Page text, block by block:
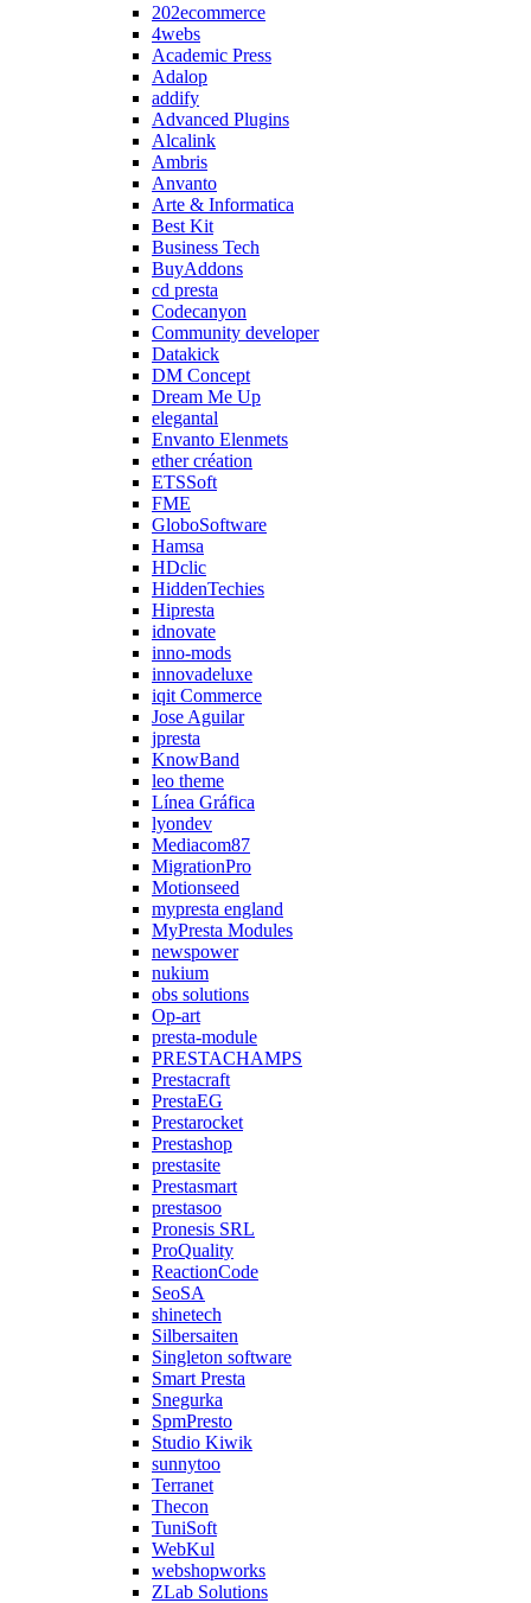
202ecommerce
4webs
Academic Press
Adalop
addify
Advanced Plugins
Alcalink
Ambris
Anvanto
Arte & Informatica
Best Kit
Business Tech
BuyAddons
cd presta
Codecanyon
Community developer
Datakick
DM Concept
Dream Me Up
elegantal
Envanto Elenmets
ether création
ETSSoft
FME
GloboSoftware
Hamsa
HDclic
HiddenTechies
Hipresta
idnovate
inno-mods
innovadeluxe
iqit Commerce
Jose Aguilar
jpresta
KnowBand
leo theme
Línea Gráfica
lyondev
Mediacom87
MigrationPro
Motionseed
mypresta england
MyPresta Modules
newspower
nukium
obs solutions
Op-art
presta-module
PRESTACHAMPS
Prestacraft
PrestaEG
Prestarocket
Prestashop
prestasite
Prestasmart
prestasoo
Pronesis SRL
ProQuality
ReactionCode
SeoSA
shinetech
Silbersaiten
Singleton software
Smart Presta
Snegurka
SpmPresto
Studio Kiwik
sunnytoo
Terranet
Thecon
TuniSoft
WebKul
webshopworks
ZLab Solutions